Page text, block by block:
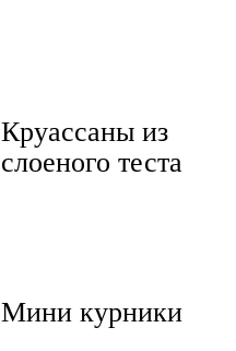
Круассаны из
слоеного теста
Мини курники